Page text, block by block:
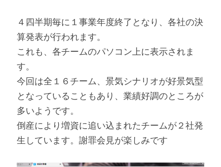
４四半期毎に１事業年度終了となり、各社の決
算発表が行われます。
これも、各チームのパソコン上に表示されま
す。
今回は全１６チーム、景気シナリオが好景気型
となっていることもあり、業績好調のところが
多いようです。
倒産により増資に追い込まれたチームが２社発
生しています。謝罪会見が楽しみです